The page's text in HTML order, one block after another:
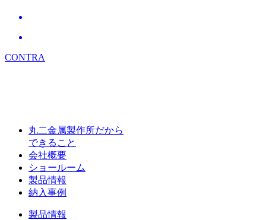
CONTRA
丸二金属製作所だから
できること
会社概要
ショールーム
製品情報
納入事例
製品情報